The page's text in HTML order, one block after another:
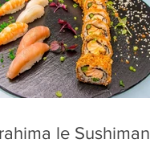
le Sushiman